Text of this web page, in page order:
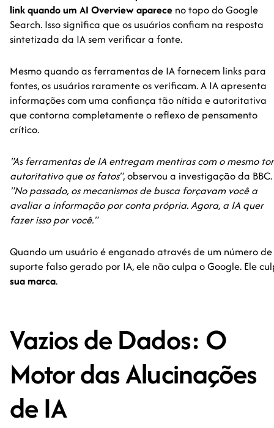
link quando um AI Overview aparece no topo do Google
Search. Isso significa que os usuários confiam na resposta
sintetizada da IA sem verificar a fonte.
Mesmo quando as ferramentas de IA fornecem links para
fontes, os usuários raramente os verificam. A IA apresenta
informações com uma confiança tão nítida e autoritativa
que contorna completamente o reflexo de pensamento
crítico.
"As ferramentas de IA entregam mentiras com o mesmo
autoritativo que os fatos", observou a investigação da BBC.
"No passado, os mecanismos de busca forçavam você a
avaliar a informação por conta própria. Agora, a IA quer
fazer isso por você."
Quando um usuário é enganado através de um número de
suporte falso gerado por IA, ele não culpa o Google. Ele
sua marca.
Vazios de Dados: O
Motor das Alucinações
de IA